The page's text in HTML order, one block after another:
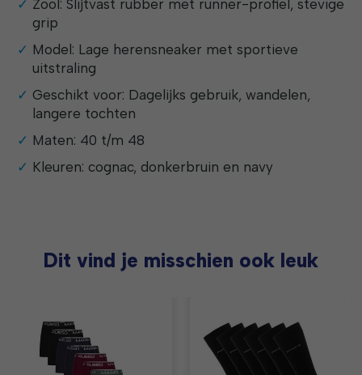
Zool: Slijtvast rubber met runner-profiel, stevige
grip
Model: Lage herensneaker met sportieve
uitstraling
Geschikt voor: Dagelijks gebruik, wandelen,
langere tochten
Maten: 40 t/m 48
Kleuren: cognac, donkerbruin en navy
Dit vind je misschien ook leuk